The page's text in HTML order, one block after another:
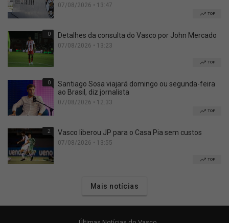
07/08/2026 • 13:47
TOP
0 Detalhes da consulta do Vasco por John Mercado
07/08/2026 • 13:23
TOP
0
Santiago Sosa viajará domingo ou segunda-feira
ao Brasil, diz jornalista
07/08/2026 • 12:33
TOP
2 Vasco liberou JP para o Casa Pia sem custos
07/08/2026 • 13:55
TOP
Mais notícias